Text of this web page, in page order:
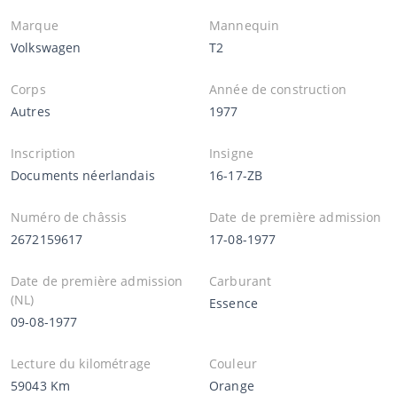
Marque
Volkswagen
Mannequin
T2
Corps
Autres
Année de construction
1977
Inscription
Documents néerlandais
Insigne
16-17-ZB
Numéro de châssis
2672159617
Date de première admission
17-08-1977
Date de première admission
(NL)
09-08-1977
Carburant
Essence
Lecture du kilométrage
59043 Km
Couleur
Orange